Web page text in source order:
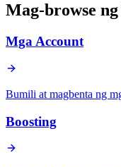
Mag-browse
Mga Account
Bumili at magbenta ng
Boosting